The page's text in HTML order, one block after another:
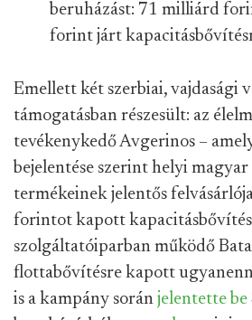
beruházást: 71 milliárd
forint járt
Emellett két szerbiai, vajdasági
támogatásban részesült: az
tevékenykedő Avgerinos –
bejelentése szerint helyi
termékeinek jelentős
forintot kapott
szolgáltatóiparban működő
flottabővítésre kapott
is a kampány során jelentette be